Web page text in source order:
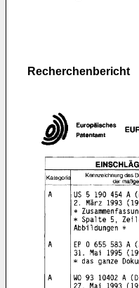
Recherchenbericht